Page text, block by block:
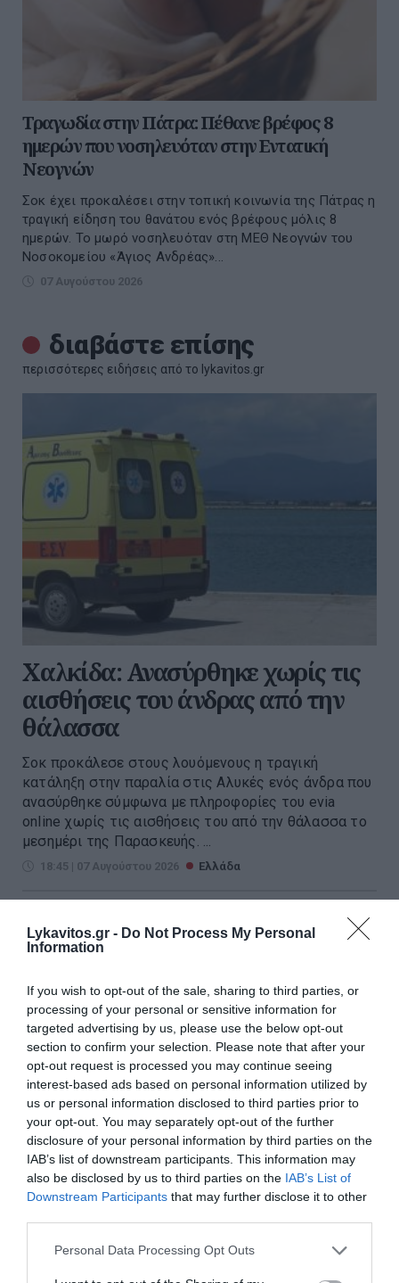
Lykavitos.gr - Do Not Process My Personal
Information
If you wish to opt-out of the sale, sharing to third parties, or
processing of your personal or sensitive information for
targeted advertising by us, please use the below opt-out
section to confirm your selection. Please note that after your
opt-out request is processed you may continue seeing
interest-based ads based on personal information utilized by
us or personal information disclosed to third parties prior to
your opt-out. You may separately opt-out of the further
disclosure of your personal information by third parties on the
IAB’s list of downstream participants. This information may
also be disclosed by us to third parties on the IAB’s List of
Downstream Participants that may further disclose it to other
Please note that this website/app uses one or more Google
Personal Data Processing Opt Outs
Τραγωδία στην Πάτρα: Πέθανε βρέφος 8
ημερών που νοσηλευόταν στην Εντατική
Νεογνών
Σοκ έχει προκαλέσει στην τοπική κοινωνία της Πάτρας η
τραγική είδηση του θανάτου ενός βρέφους μόλις 8
ημερών. Το μωρό νοσηλευόταν στη ΜΕΘ Νεογνών του
Νοσοκομείου «Άγιος Ανδρέας»...
07 Αυγούστου 2026
διαβάστε επίσης
περισσότερες ειδήσεις από το lykavitos.gr
Χαλκίδα: Ανασύρθηκε χωρίς τις
αισθήσεις του άνδρας από την
θάλασσα
Σοκ προκάλεσε στους λουόμενους η τραγική
κατάληξη στην παραλία στις Αλυκές ενός άνδρα που
ανασύρθηκε σύμφωνα με πληροφορίες του evia
online χωρίς τις αισθήσεις του από την θάλασσα το
μεσημέρι της Παρασκευής. ...
18:45 | 07 Αυγούστου 2026 Ελλάδα
Σέρρες: Τι ανέφερε
πραγματογνώμονας για το
θανατηφόρο τροχαίο
Το βίντεο από το θανατηφόρο τροχαίο στις Σέρρες,